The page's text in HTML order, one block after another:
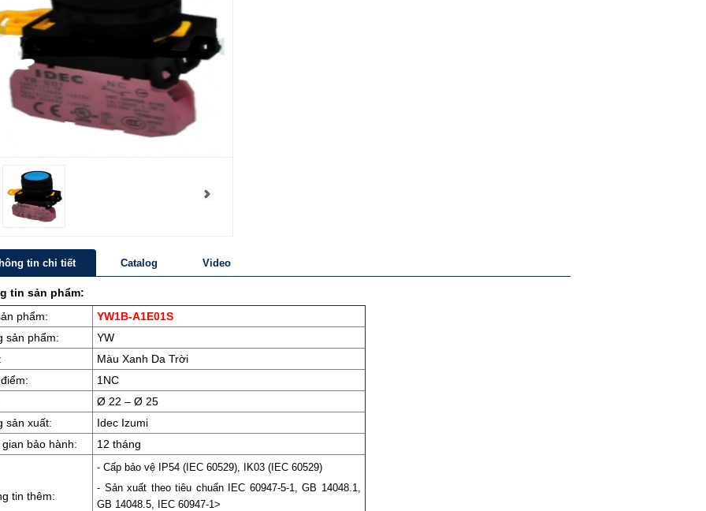
tin chi tiết Catalog Video
tin sản phẩm:
phẩm:
YW1B-A1E01S
sản phẩm:
YW
Màu Xanh Da Trời
1NC
Ø 22 – Ø 25
sản xuất:
Idec Izumi
bảo hành:
12 tháng
tin thêm:
- Cấp bảo vệ IP54 (IEC 60529), IK03 (IEC 60529)
- Sản xuất theo tiêu chuẩn IEC 60947-5-1, GB 14048.1,
GB 14048.5, IEC 60947-1>